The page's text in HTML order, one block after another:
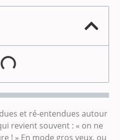
et ré-entendues autour
revient souvent : « on ne
! » En mode gros yeux, ou